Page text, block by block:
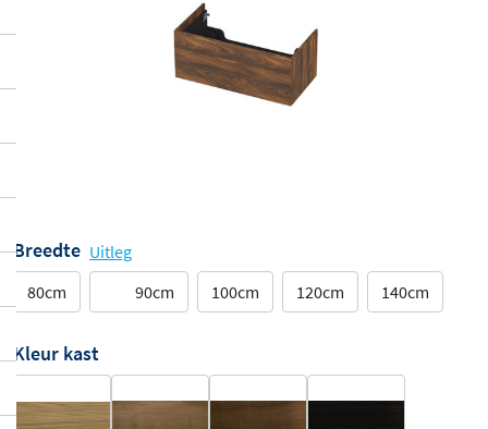
Breedte Uitleg
80cm
90cm 100cm 120cm 140cm
Kleur kast